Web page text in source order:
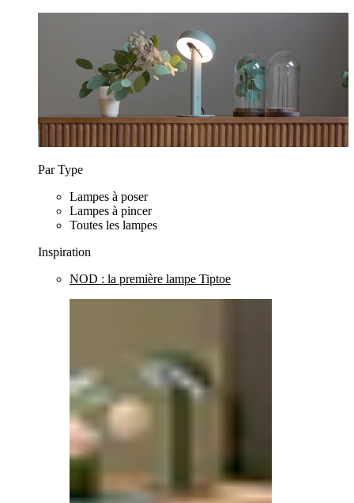
Par Type
Lampes à poser
Lampes à pincer
Toutes les lampes
Inspiration
NOD : la première lampe Tiptoe